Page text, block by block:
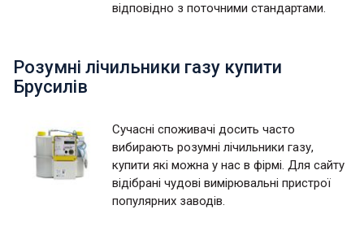
відповідно з поточними стандартами.
Розумні лічильники газу купити
Брусилів
Сучасні споживачі досить часто
вибирають розумні лічильники газу,
купити які можна у нас в фірмі. Для сайту
відібрані чудові вимірювальні пристрої
популярних заводів.